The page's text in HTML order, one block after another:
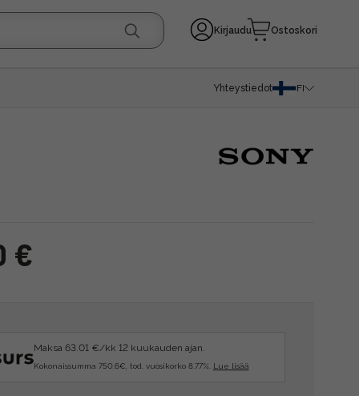
Kirjaudu Ostoskori
Yhteystiedot FI
€
Maksa 63.01 €/kk 12 kuukauden ajan.
Kokonaissumma 750.6€, tod. vuosikorko 8.77%. Lue lisää